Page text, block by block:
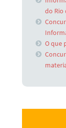
do Rio
O que